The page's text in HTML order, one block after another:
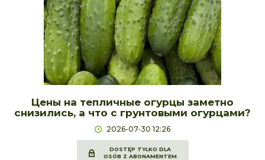
Цены на тепличные огурцы заметно
снизились, а что с грунтовыми огурцами?
2026-07-30 12:26
DOSTĘP TYLKO DLA
OSÓB Z ABONAMENTEM